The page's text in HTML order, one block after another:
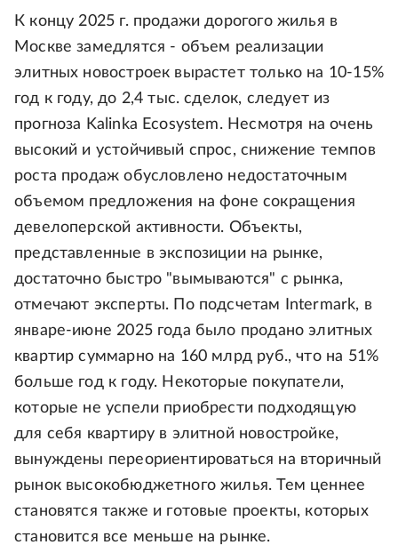
К концу 2025 г. продажи дорогого жилья в
Москве замедлятся - объем реализации
элитных новостроек вырастет только на 10-15%
год к году, до 2,4 тыс. сделок, следует из
прогноза Kalinka Ecosystem. Несмотря на очень
высокий и устойчивый спрос, снижение темпов
роста продаж обусловлено недостаточным
объемом предложения на фоне сокращения
девелоперской активности. Объекты,
представленные в экспозиции на рынке,
достаточно быстро "вымываются" с рынка,
отмечают эксперты. По подсчетам Intermark, в
январе-июне 2025 года было продано элитных
квартир суммарно на 160 млрд руб., что на 51%
больше год к году. Некоторые покупатели,
которые не успели приобрести подходящую
для себя квартиру в элитной новостройке,
вынуждены переориентироваться на вторичный
рынок высокобюджетного жилья. Тем ценнее
становятся также и готовые проекты, которых
становится все меньше на рынке.